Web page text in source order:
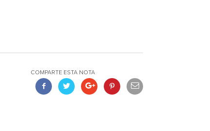
COMPARTE ESTA NOTA